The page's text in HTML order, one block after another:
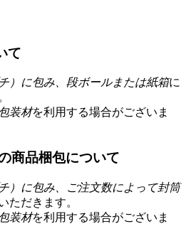
て
）に包み、段ボールまたは紙箱に
装材を利用する場合がございま
商品梱包について
）に包み、ご注文数によって封筒
ただきます。
装材を利用する場合がございま